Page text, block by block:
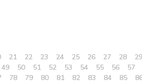
21 22 23 24 25 26 27 28 29
49 50 51 52 53 54 55 56 57
78 79 80 81 82 83 84 85